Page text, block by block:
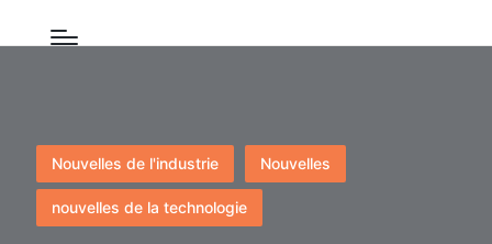
Posted
in
Nouvelles de l'industrie Nouvelles
nouvelles de la technologie